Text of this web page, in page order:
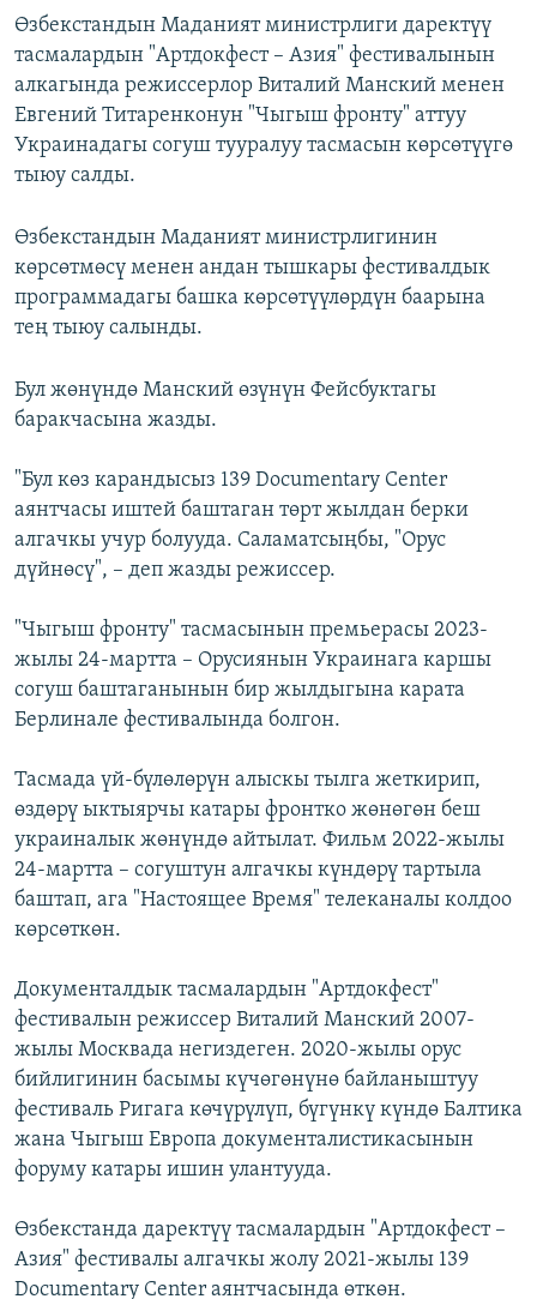
Өзбекстандын Маданият министрлиги даректүү
тасмалардын "Артдокфест – Азия" фестивалынын
алкагында режиссерлор Виталий Манский менен
Евгений Титаренконун "Чыгыш фронту" аттуу
Украинадагы согуш тууралуу тасмасын көрсөтүүгө
тыюу салды.
Өзбекстандын Маданият министрлигинин
көрсөтмөсү менен андан тышкары фестивалдык
программадагы башка көрсөтүүлөрдүн баарына
тең тыюу салынды.
Бул жөнүндө Манский өзүнүн Фейсбуктагы
баракчасына жазды.
"Бул көз карандысыз 139 Documentary Center
аянтчасы иштей баштаган төрт жылдан берки
алгачкы учур болууда. Саламатсыңбы, "Орус
дүйнөсү", – деп жазды режиссер.
"Чыгыш фронту" тасмасынын премьерасы 2023-
жылы 24-мартта – Орусиянын Украинага каршы
согуш баштаганынын бир жылдыгына карата
Берлинале фестивалында болгон.
Тасмада үй-бүлөлөрүн алыскы тылга жеткирип,
өздөрү ыктыярчы катары фронтко жөнөгөн беш
украиналык жөнүндө айтылат. Фильм 2022-жылы
24-мартта – согуштун алгачкы күндөрү тартыла
баштап, ага "Настоящее Время" телеканалы колдоо
көрсөткөн.
Документалдык тасмалардын "Артдокфест"
фестивалын режиссер Виталий Манский 2007-
жылы Москвада негиздеген. 2020-жылы орус
бийлигинин басымы күчөгөнүнө байланыштуу
фестиваль Ригага көчүрүлүп, бүгүнкү күндө Балтика
жана Чыгыш Европа документалистикасынын
форуму катары ишин улантууда.
Өзбекстанда даректүү тасмалардын "Артдокфест –
Азия" фестивалы алгачкы жолу 2021-жылы 139
Documentary Center аянтчасында өткөн.